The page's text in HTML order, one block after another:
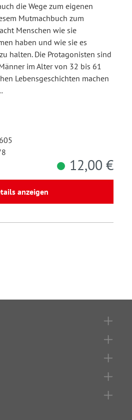
die Wege zum eigenen
Mutmachbuch zum
Menschen wie sie
haben und wie sie es
halten. Die Protagonisten sind
im Alter von 32 bis 61
Lebensgeschichten machen
12,00 €
anzeigen